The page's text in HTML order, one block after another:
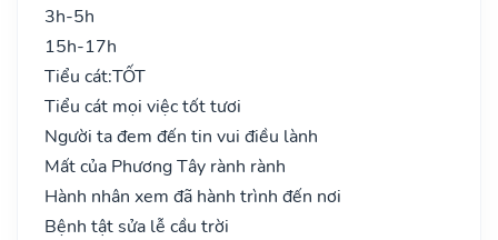
3h-5h
15h-17h
Tiểu cát:TỐT
Tiểu cát mọi việc tốt tươi
Người ta đem đến tin vui điều lành
Mất của Phương Tây rành rành
Hành nhân xem đã hành trình đến nơi
Bệnh tật sửa lễ cầu trời